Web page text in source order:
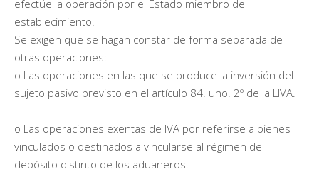
efectúe la operación por el Estado miembro de
establecimiento.
Se exigen que se hagan constar de forma separada de
otras operaciones:
o Las operaciones en las que se produce la inversión del
sujeto pasivo previsto en el artículo 84. uno. 2º de la LIVA.
o Las operaciones exentas de IVA por referirse a bienes
vinculados o destinados a vincularse al régimen de
depósito distinto de los aduaneros.